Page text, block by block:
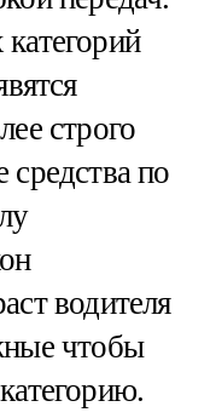
строго
средства по
водителя
чтобы